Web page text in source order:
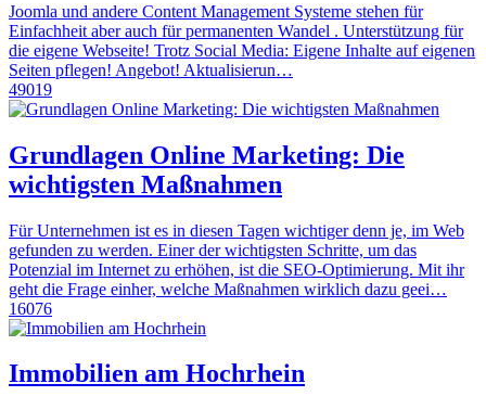
Joomla und andere Content Management Systeme stehen für
Einfachheit aber auch für permanenten Wandel . Unterstützung für
die eigene Webseite! Trotz Social Media: Eigene Inhalte auf eigenen
Seiten pflegen! Angebot! Aktualisierun…
49019
Grundlagen Online Marketing: Die
wichtigsten Maßnahmen
Für Unternehmen ist es in diesen Tagen wichtiger denn je, im Web
gefunden zu werden. Einer der wichtigsten Schritte, um das
Potenzial im Internet zu erhöhen, ist die SEO-Optimierung. Mit ihr
geht die Frage einher, welche Maßnahmen wirklich dazu geei…
16076
Immobilien am Hochrhein